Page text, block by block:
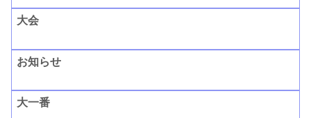
大会
お知らせ
大一番